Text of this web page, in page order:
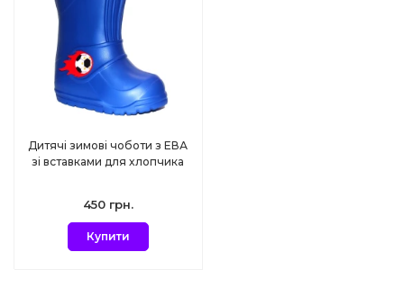
Дитячі зимові чоботи з ЕВА
зі вставками для хлопчика
450 грн.
Купити